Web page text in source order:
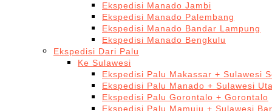
Ekspedisi Manado Jambi
Ekspedisi Manado Palembang
Ekspedisi Manado Bandar Lampung
Ekspedisi Manado Bengkulu
Ekspedisi Dari Palu
Ke Sulawesi
Ekspedisi Palu Makassar + Sulawesi
Ekspedisi Palu Manado + Sulawesi
Ekspedisi Palu Gorontalo + Gorontalo
Ekspedisi Palu Mamuju + Sulawesi